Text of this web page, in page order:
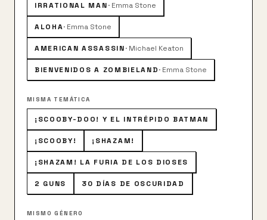
IRRATIONAL MAN· Emma Stone
ALOHA· Emma Stone
AMERICAN ASSASSIN· Michael Keaton
BIENVENIDOS A ZOMBIELAND· Emma Stone
MISMA TEMÁTICA
¡SCOOBY-DOO! Y EL INTRÉPIDO BATMAN
¡SCOOBY! ¡SHAZAM!
¡SHAZAM! LA FURIA DE LOS DIOSES
2 GUNS 30 DÍAS DE OSCURIDAD
MISMO GÉNERO